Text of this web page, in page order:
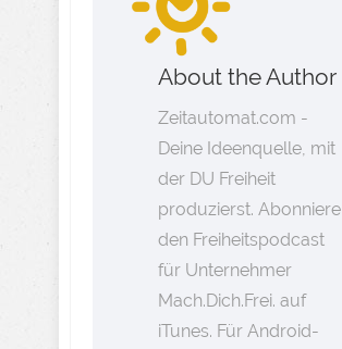
About the Author
Zeitautomat.com -
Deine Ideenquelle, mit
der DU Freiheit
produzierst. Abonniere
den Freiheitspodcast
für Unternehmer
Mach.Dich.Frei. auf
iTunes. Für Android-